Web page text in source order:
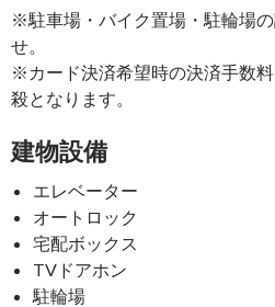
※駐車場・バイク置場・駐輪場
せ。
※カード決済希望時の決済手数
殺となります。
建物設備
エレベーター
オートロック
宅配ボックス
TVドアホン
駐輪場